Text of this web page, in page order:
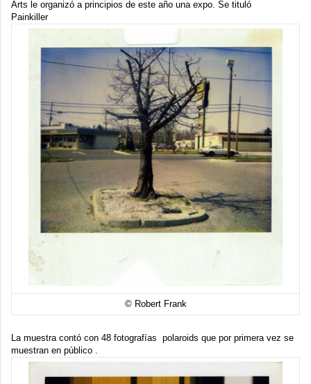
Arts le organizó a principios de este año una expo. Se tituló
Painkiller
© Robert Frank
La muestra contó con 48 fotografías polaroids que por primera vez se
muestran en público .